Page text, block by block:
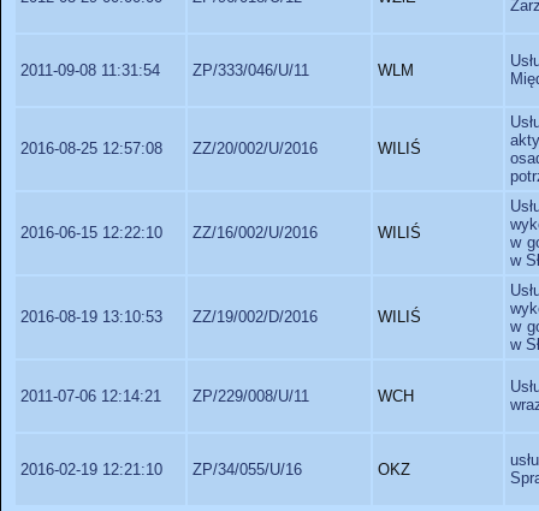
2011-09-08 11:31:54 ZP/333/046/U/11 WLM
2016-08-25 12:57:08 ZZ/20/002/U/2016 WILIŚ
2016-06-15 12:22:10 ZZ/16/002/U/2016 WILIŚ
w
w
2016-08-19 13:10:53 ZZ/19/002/D/2016 WILIŚ
w
w
2011-07-06 12:14:21 ZP/229/008/U/11 WCH
2016-02-19 12:21:10 ZP/34/055/U/16 OKZ